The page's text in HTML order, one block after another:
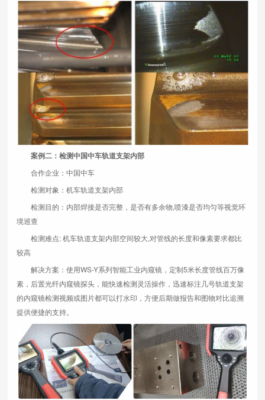
案例二：检测中国中车轨道支架内部
合作企业：中国中车
检测对象：机车轨道支架内部
检测目的：内部焊接是否完整，是否有多余物,喷漆是否均匀等视觉环
境巡查
检测难点: 机车轨道支架内部空间较大,对管线的长度和像素要求都比
较高
解决方案：使用WS-Y系列智能工业内窥镜，定制5米长度管线百万像
素，后置光纤内窥镜探头，能快速检测灵活操作，迅速标注几号轨道支架
的内窥镜检测视频或图片都可以打水印，方便后期做报告和图物对比追溯
提供便捷的支持。